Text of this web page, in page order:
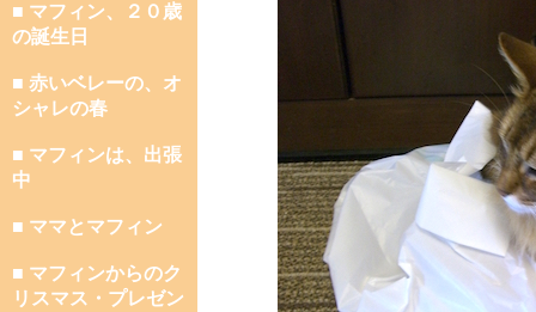
■ マフィン、２０歳
の誕生日
■ 赤いベレーの、オ
シャレの春
■ マフィンは、出張
中
■ ママとマフィン
■ マフィンからのク
リスマス・プレゼン